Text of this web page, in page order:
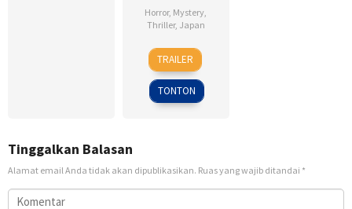
Horror, Mystery,
Thriller, Japan
30
Sep
2011
Sion
Sono
TRAILER
TONTON
Tinggalkan Balasan
Alamat email Anda tidak akan dipublikasikan. Ruas yang wajib ditandai *